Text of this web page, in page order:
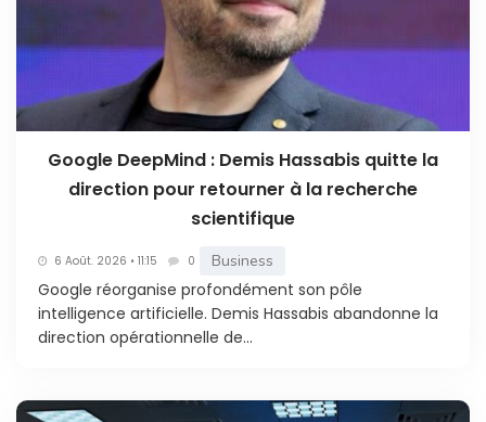
Google DeepMind : Demis Hassabis quitte la
direction pour retourner à la recherche
scientifique
6 Août. 2026 • 11:15 0 Business
Google réorganise profondément son pôle
intelligence artificielle. Demis Hassabis abandonne la
direction opérationnelle de...